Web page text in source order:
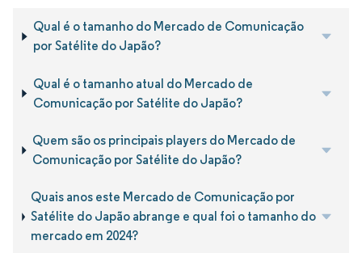
Qual é o tamanho do Mercado de Comunicação
por Satélite do Japão?
Qual é o tamanho atual do Mercado de
Comunicação por Satélite do Japão?
Quem são os principais players do Mercado de
Comunicação por Satélite do Japão?
Quais anos este Mercado de Comunicação por
Satélite do Japão abrange e qual foi o tamanho do
mercado em 2024?